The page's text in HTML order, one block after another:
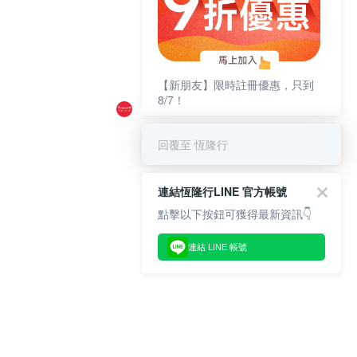
【新朋友】限時註冊優惠，只到
8/7！
回覆至 恆隆行
連結恆隆行LINE 官方帳號
點擊以下按鈕可獲得最新資訊👇
連結 LINE 帳號